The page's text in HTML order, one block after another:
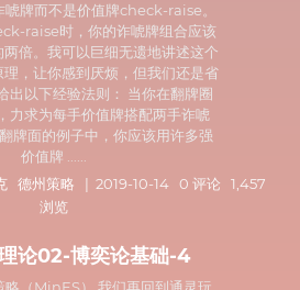
唬牌而不是价值牌check-raise。
raise时，你的诈唬牌组合应该
倍。我可以巨细无遗地讲述这个
，让你感到厌烦，但我们还是省
出以下经验法则： 当你在翻牌圈
求为每手价值牌搭配两手诈唬
牌面的例子中，你应该用许多强
价值牌 ......
德州策略 | 2019-10-14 0 评论 1,457
浏览
论02-博奕论基础-4